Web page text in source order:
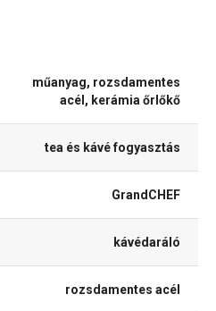
műanyag, rozsdamentes
acél, kerámia őrlőkő
tea és kávé fogyasztás
GrandCHEF
kávédaráló
rozsdamentes acél